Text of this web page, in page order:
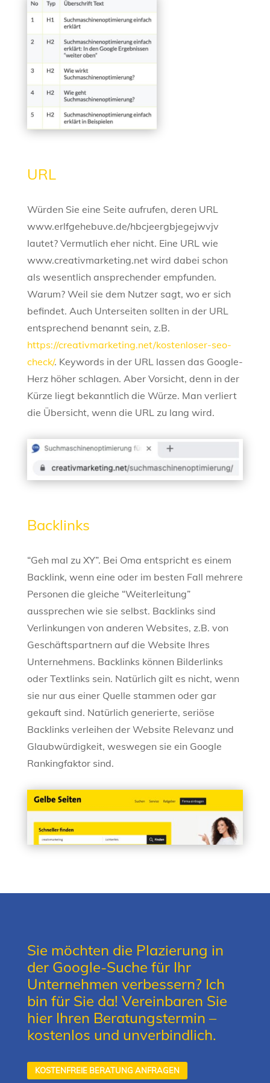
URL
Würden Sie eine Seite aufrufen, deren URL
www.erlfgehebuve.de/hbcjeergbjegejwvjv
lautet? Vermutlich eher nicht. Eine URL wie
www.creativmarketing.net wird dabei schon
als wesentlich ansprechender empfunden.
Warum? Weil sie dem Nutzer sagt, wo er sich
befindet. Auch Unterseiten sollten in der URL
entsprechend benannt sein, z.B.
https://creativmarketing.net/kostenloser-seo-
check/. Keywords in der URL lassen das Google-
Herz höher schlagen. Aber Vorsicht, denn in der
Kürze liegt bekanntlich die Würze. Man verliert
die Übersicht, wenn die URL zu lang wird.
Backlinks
“Geh mal zu XY”. Bei Oma entspricht es einem
Backlink, wenn eine oder im besten Fall mehrere
Personen die gleiche “Weiterleitung”
aussprechen wie sie selbst. Backlinks sind
Verlinkungen von anderen Websites, z.B. von
Geschäftspartnern auf die Website Ihres
Unternehmens. Backlinks können Bilderlinks
oder Textlinks sein. Natürlich gilt es nicht, wenn
sie nur aus einer Quelle stammen oder gar
gekauft sind. Natürlich generierte, seriöse
Backlinks verleihen der Website Relevanz und
Glaubwürdigkeit, weswegen sie ein Google
Rankingfaktor sind.
Sie möchten die Plazierung in
der Google-Suche für Ihr
Unternehmen verbessern? Ich
bin für Sie da! Vereinbaren Sie
hier Ihren Beratungstermin –
kostenlos und unverbindlich.
KOSTENFREIE BERATUNG ANFRAGEN